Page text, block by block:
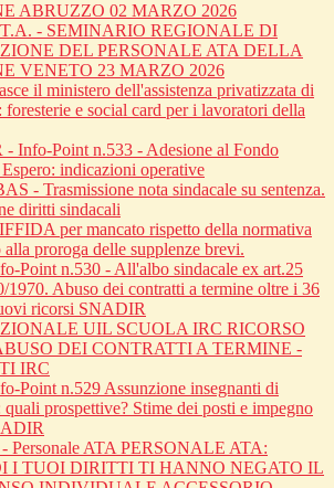
ABRUZZO 02 MARZO 2026
- SEMINARIO REGIONALE DI
DEL PERSONALE ATA DELLA
VENETO 23 MARZO 2026
il ministero dell'assistenza privatizzata di
foresterie e social card per i lavoratori della
Info-Point n.533 - Adesione al Fondo
indicazioni operative
- Trasmissione nota sindacale su sentenza.
diritti sindacali
per mancato rispetto della normativa
proroga delle supplenze brevi.
Point n.530 - All'albo sindacale ex art.25
1970. Abuso dei contratti a termine oltre i 36
ricorsi SNADIR
UIL SCUOLA IRC RICORSO
DEI CONTRATTI A TERMINE -
IRC
Point n.529 Assunzione insegnanti di
prospettive? Stime dei posti e impegno
Personale ATA PERSONALE ATA:
I TUOI DIRITTI TI HANNO NEGATO IL